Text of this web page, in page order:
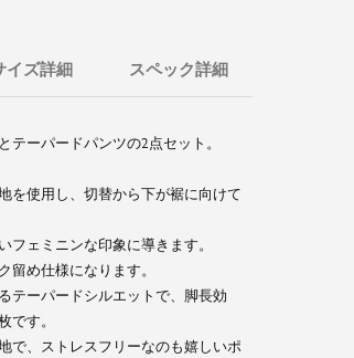
イズ詳細 スペック詳細
テーパードパンツの2点セット。
を使用し、切替から下が裾に向けて
フェミニンな印象に導きます。
留め仕様になります。
テーパードシルエットで、脚長効
です。
で、ストレスフリーなのも嬉しいポ